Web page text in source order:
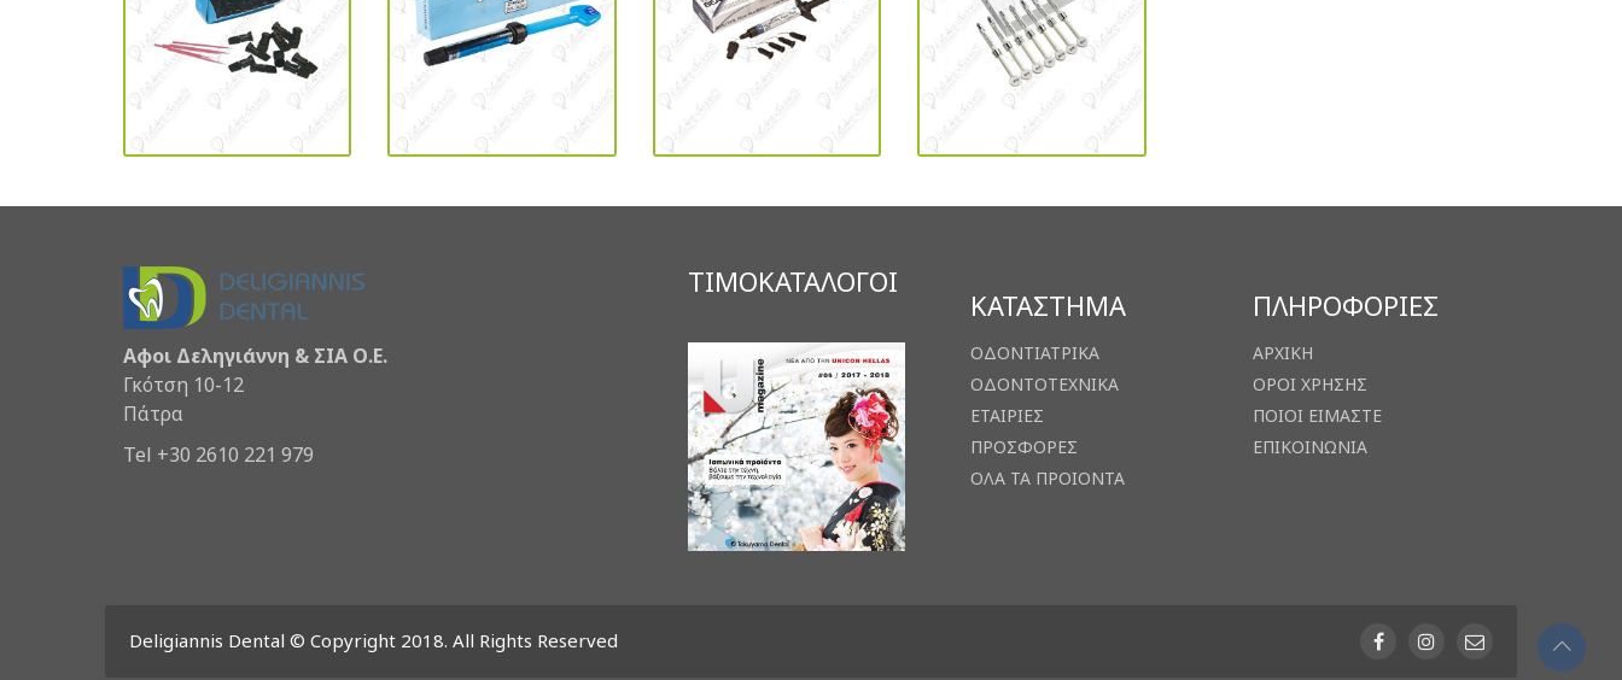
Αφοι Δεληγιάννη & ΣΙΑ Ο.Ε.
Γκότση 10-12
Πάτρα
Tel +30 2610 221 979
ΤΙΜΟΚΑΤΑΛΟΓΟΙ
ΚΑΤΑΣΤΗΜΑ
ΟΔΟΝΤΙΑΤΡΙΚΑ
ΟΔΟΝΤΟΤΕΧΝΙΚΑ
ΕΤΑΙΡΙΕΣ
ΠΡΟΣΦΟΡΕΣ
ΟΛΑ ΤΑ ΠΡΟΙΟΝΤΑ
ΠΛΗΡΟΦΟΡΙΕΣ
ΑΡΧΙΚΗ
ΟΡΟΙ ΧΡΗΣΗΣ
ΠΟΙΟΙ ΕΙΜΑΣΤΕ
ΕΠΙΚΟΙΝΩΝΙΑ
Deligiannis Dental © Copyright 2018. All Rights Reserved